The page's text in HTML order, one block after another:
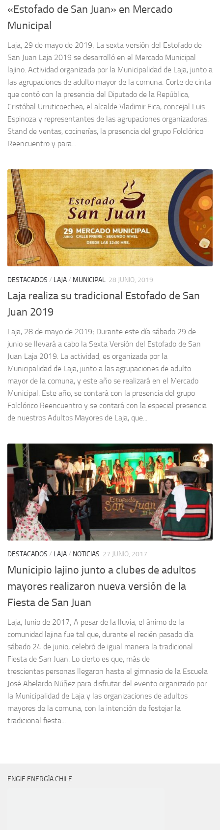
«Estofado de San Juan» en Mercado
Municipal
Laja, 29 de mayo de 2019; La sexta versión del Estofado de
San Juan Laja 2019 se desarrolló en el Mercado Municipal
lajino. Actividad organizada por la Municipalidad de Laja, junto a
las agrupaciones de adulto mayor de la comuna. Corte de cinta
que contó con la presencia del Diputado de la República,
Cristóbal Urruticoechea, el alcalde Vladimir Fica, concejal Luis
Espinoza y representantes de las agrupaciones organizadoras.
Stand de ventas, cocinerías, la presencia del grupo Folclórico
Reencuentro y para...
DESTACADOS / LAJA/ MUNICIPAL 28 JUNIO, 2019
Laja realiza su tradicional Estofado de San
Juan 2019
Laja, 28 de mayo de 2019; Durante este día sábado 29 de
junio se llevará a cabo la Sexta Versión del Estofado de San
Juan Laja 2019. La actividad, es organizada por la
Municipalidad de Laja, junto a las agrupaciones de adulto
mayor de la comuna, y este año se realizará en el Mercado
Municipal. Este año, se contará con la presencia del grupo
Folclórico Reencuentro y se contará con la especial presencia
de nuestros Adultos Mayores de Laja, que...
DESTACADOS / LAJA/ NOTICIAS 27 JUNIO, 2017
Municipio lajino junto a clubes de adultos
mayores realizaron nueva versión de la
Fiesta de San Juan
Laja, Junio de 2017; A pesar de la lluvia, el ánimo de la
comunidad lajina fue tal que, durante el recién pasado día
sábado 24 de junio, celebró de igual manera la tradicional
Fiesta de San Juan. Lo cierto es que, más de
trescientas personas llegaron hasta el gimnasio de la Escuela
José Abelardo Núñez para disfrutar del evento organizado por
la Municipalidad de Laja y las organizaciones de adultos
mayores de la comuna, con la intención de festejar la
tradicional fiesta...
ENGIE ENERGÍA CHILE